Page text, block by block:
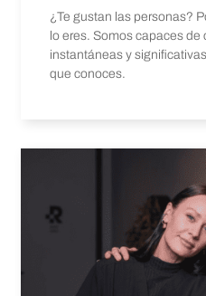
¿Te gustan las personas?
lo eres. Somos capaces de
instantáneas y
que conoces.